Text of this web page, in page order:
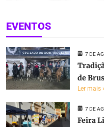
EVENTOS
7 DE
de
Ler mais
7 DE
Feira